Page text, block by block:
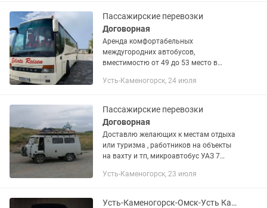
Пассажирские перевозки
Договорная
Аренда комфортабельных
междугородних автобусов,
вместимостю от 49 до 53 место в
необходимые документы АВР, счёт на
автобусы отличные с...
Усть-Каменогорск, 24 июля
Пассажирские перевозки
Договорная
Доставлю желающих к местам отдыха
или туризма , работников на объекты
на вахту и тп, микроавтобус УАЗ 7
Усть-Каменогорск, 23 июля
Усть-Каменогорск-Омск-Усть Каменогорск Ежедневные Пассажирские перевозки